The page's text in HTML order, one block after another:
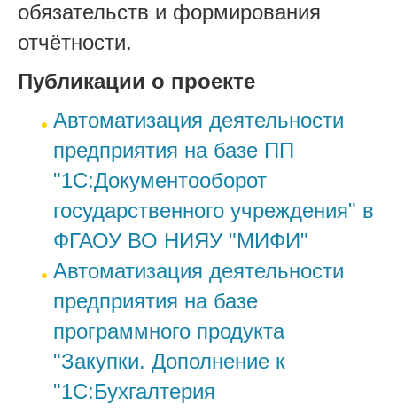
обязательств и формирования
отчётности.
Публикации о проекте
Автоматизация деятельности
предприятия на базе ПП
"1С:Документооборот
государственного учреждения" в
ФГАОУ ВО НИЯУ "МИФИ"
Автоматизация деятельности
предприятия на базе
программного продукта
"Закупки. Дополнение к
"1С:Бухгалтерия